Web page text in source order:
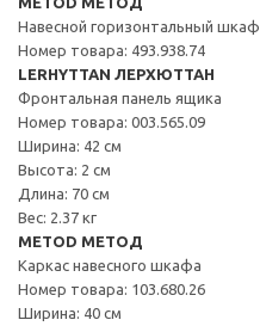
Навесной горизонтальный шкаф
Номер товара: 493.938.74
LERHYTTAN ЛЕРХЮТТАН
Фронтальная панель ящика
Номер товара: 003.565.09
Ширина: 42 см
Высота: 2 см
Длина: 70 см
Вес: 2.37 кг
METOD МЕТОД
Каркас навесного шкафа
Номер товара: 103.680.26
Ширина: 40 см